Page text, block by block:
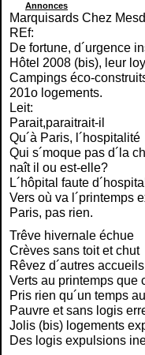
Annonces
Marquisards Chez
REf:
De fortune, d´urgence
Hôtel 2008 (bis), leur
Campings éco-
201o logements.
Leit:
Parait,paraitrait-il
Qu´à Paris, l´hospitalité
Qui s´moque pas d´la
naît il ou est-elle?
L´hôpital faute
Vers où va l´printemps
Paris, pas rien.
Trêve hivernale échue
Crèves sans toit et chut
Rêvez d´autres accueils
Verts au printemps que
Pris rien qu´un temps
Pauvre et sans logis
Jolis (bis) logements
Des logis expulsions